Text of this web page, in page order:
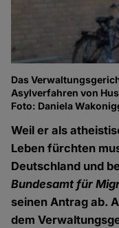
Das
Asylverfahren von
Foto: Daniela
Weil er als
Leben fürchten
Deutschland und
Bundesamt für
seinen Antrag ab.
dem